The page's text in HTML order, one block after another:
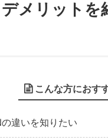
メリットを
こんな方におす
違いを知りたい